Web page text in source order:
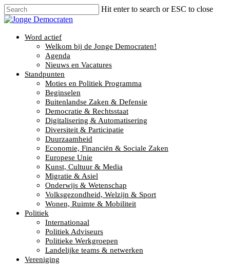
Hit enter to search or ESC to close
Word actief
Welkom bij de Jonge Democraten!
Agenda
Nieuws en Vacatures
Standpunten
Moties en Politiek Programma
Beginselen
Buitenlandse Zaken & Defensie
Democratie & Rechtsstaat
Digitalisering & Automatisering
Diversiteit & Participatie
Duurzaamheid
Economie, Financiën & Sociale Zaken
Europese Unie
Kunst, Cultuur & Media
Migratie & Asiel
Onderwijs & Wetenschap
Volksgezondheid, Welzijn & Sport
Wonen, Ruimte & Mobiliteit
Politiek
Internationaal
Politiek Adviseurs
Politieke Werkgroepen
Landelijke teams & netwerken
Vereniging